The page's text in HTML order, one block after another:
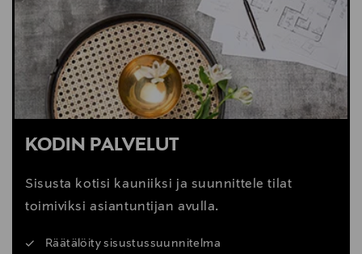
cliente@kavehome.com
KODIN PALVELUT
Sisusta kotisi kauniiksi ja suunnittele tilat
toimiviksi asiantuntijan avulla.
Räätälöity sisustussuunnitelma